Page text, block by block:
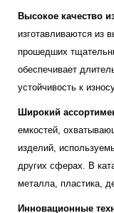
Высокое качество
изготавливаются из
прошедших
обеспечивает
устойчивость к
Широкий
емкостей,
изделий,
других сферах. В
металла, пластика,
Инновационные